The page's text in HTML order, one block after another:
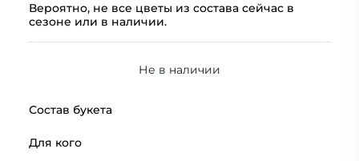
Вероятно, не все цветы из состава сейчас в
сезоне или в наличии.
Не в наличии
Состав букета
Для кого